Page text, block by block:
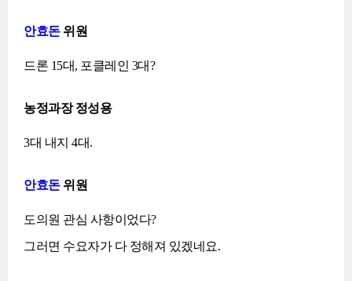
안효돈위원
드론 15대, 포클레인 3대?
농정과장 정성용
3대 내지 4대.
안효돈위원
도의원 관심 사항이었다?
그러면 수요자가 다 정해져 있겠네요.